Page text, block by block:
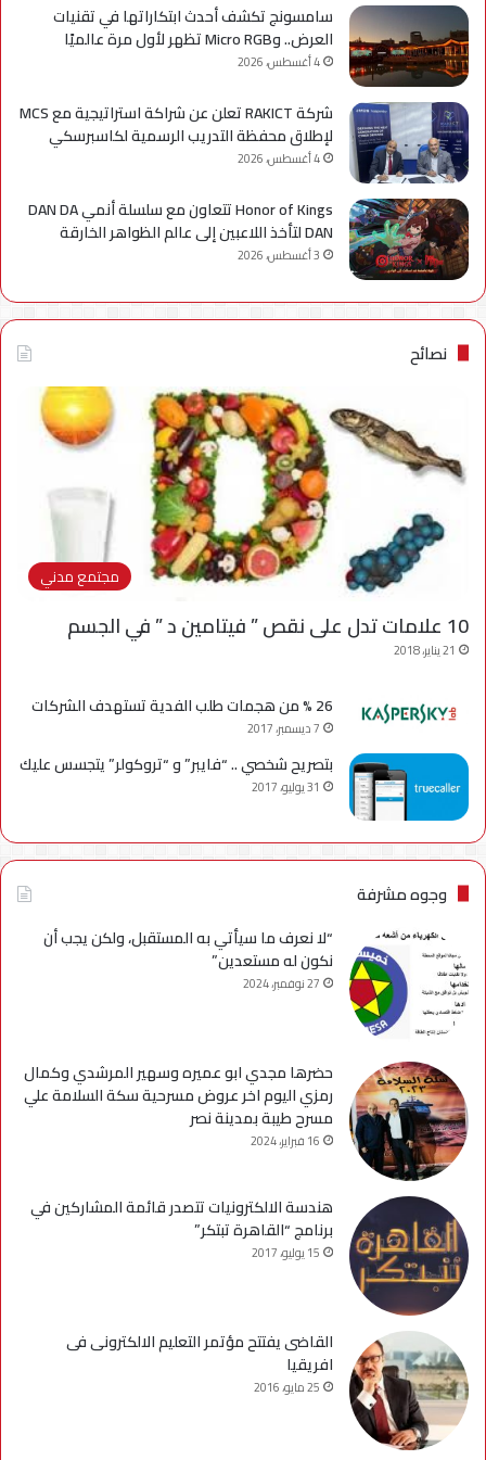
سامسونج تكشف أحدث ابتكاراتها في تقنيات
العرض.. وMicro RGB تظهر لأول مرة عالميًا
4 أغسطس، 2026
شركة RAKICT تعلن عن شراكة استراتيجية مع MCS
لإطلاق محفظة التدريب الرسمية لكاسبرسكي
4 أغسطس، 2026
Honor of Kings تتعاون مع سلسلة أنمي DAN DA
DAN لتأخذ اللاعبين إلى عالم الظواهر الخارقة
3 أغسطس، 2026
نصائح
مجتمع مدني
10 علامات تدل على نقص ” فيتامين د ” في الجسم
21 يناير، 2018
26 % من هجمات طلب الفدية تستهدف الشركات
7 ديسمبر، 2017
بتصريح شخصي .. “فايبر” و “تروكولر” يتجسس عليك
31 يوليو، 2017
وجوه مشرفة
“لا نعرف ما سيأتي به المستقبل، ولكن يجب أن
نكون له مستعدين”
27 نوفمبر، 2024
حضرها مجدي ابو عميره وسهير المرشدي وكمال
رمزي اليوم اخر عروض مسرحية سكة السلامة علي
مسرح طيبة بمدينة نصر
16 فبراير، 2024
هندسة الالكترونيات تتصدر قائمة المشاركين في
برنامج “القاهرة تبتكر”
15 يوليو، 2017
القاضى يفتتح مؤتمر التعليم الالكترونى فى
افريقيا
25 مايو، 2016